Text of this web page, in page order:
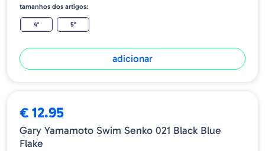
tamanhos dos artigos:
4" 5"
adicionar
€ 12.95
Gary Yamamoto Swim Senko 021 Black Blue
Flake